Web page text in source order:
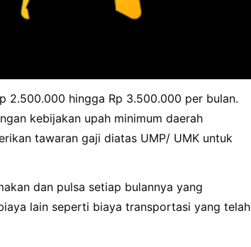
2.500.000 hingga Rp 3.500.000 per bulan.
kebijakan upah minimum daerah
tawaran gaji diatas UMP/ UMK untuk
dan pulsa setiap bulannya yang
lain seperti biaya transportasi yang telah